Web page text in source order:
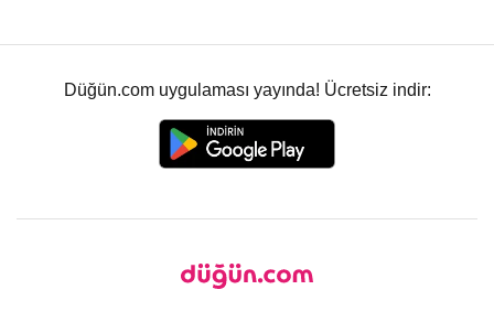
Düğün.com uygulaması yayında! Ücretsiz indir: